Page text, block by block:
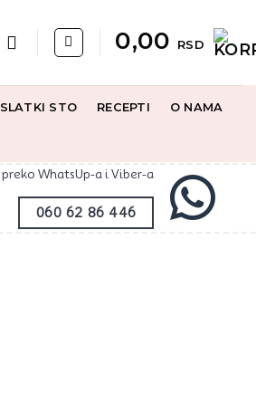
0,00 RSD
STO RECEPTI O NAMA
WhatsUp-a i Viber-a
060 62 86 446